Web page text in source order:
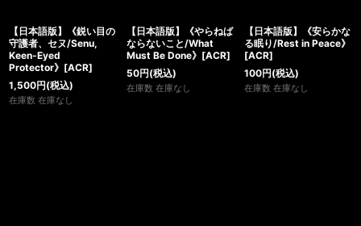
【日本語版】《鋭い目の
守護者、セヌ/Senu,
Keen-Eyed
Protector》[ACR]
1,500円(税込)
在庫数 在庫なし
【日本語版】《やらねば
ならないこと/What
Must Be Done》[ACR]
50円(税込)
在庫数 在庫なし
【日本語版】《安らかな
る眠り/Rest in Peace》
[ACR]
100円(税込)
在庫数 在庫なし